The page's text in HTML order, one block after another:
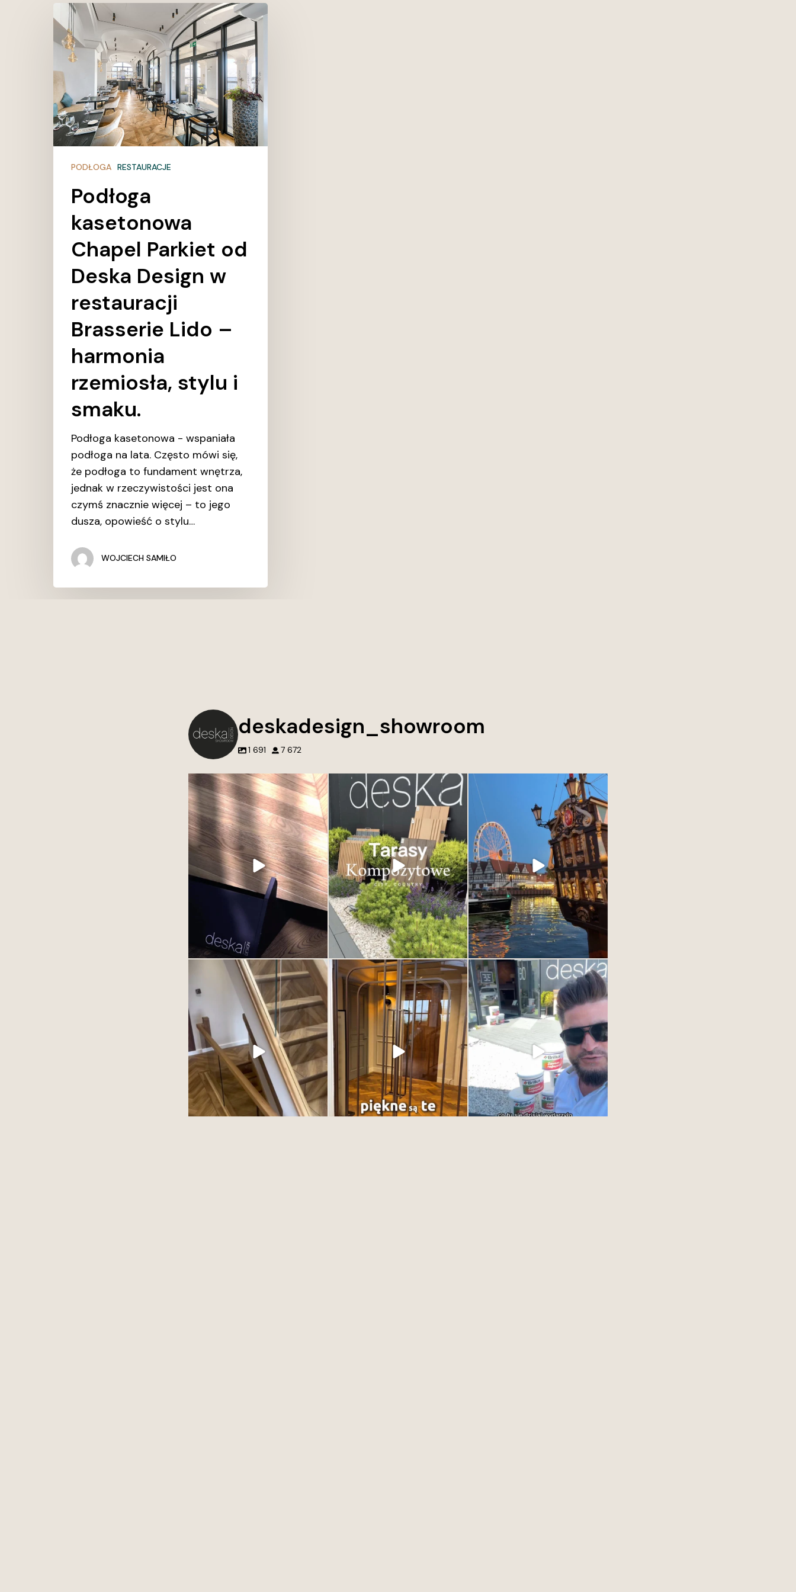
Podłoga
kasetonowa
Chapel
Parkiet
od
Deska
Design
w
restauracji
rzemiosła,
stylu
smaku.
PODŁOGA RESTAURACJE
Podłoga
kasetonowa
Chapel Parkiet od
Deska Design w
restauracji
Brasserie Lido –
harmonia
rzemiosła, stylu i
smaku.
Podłoga kasetonowa - wspaniała
podłoga na lata. Często mówi się,
że podłoga to fundament wnętrza,
jednak w rzeczywistości jest ona
czymś znacznie więcej – to jego
dusza, opowieść o stylu…
WOJCIECH SAMIŁO
deskadesign_showroom
1 691 7 672
Nie tworzymy tylko wnętrz. Tworzymy
przestrzenie, do których chce się
wracać.
Każdy projekt to połączenie jakości,
estetyki i dbałości o najmniejsze detale.
Wierzymy, że to właśnie one robią
największą różnicę.
Jeśli szukasz inspiracji lub rozwiązań
premium do swojego domu lub...
3 0
Przed naszym showroomem Deska
Design w Gdyni każdy detal opowiada
historię. Otocz się piękną zielenią i
wyjątkowymi dekorami. Zapraszamy po
inspirację, klasykę i nowoczesność w
jednym miejscu. Deska kompozytowa od
Deska Design – trwałość i styl w jednym.
Odkryj nowoczesne rozwiązania na
tarasy,...
35 2
Najpiękniejsze miasto w Polsce to?
0
Podłoga winylowa może wyglądać
szlachetnie. Zależy to od jakości samego
produktu ale przede wszystkim od
ułożonego wzoru.
77 6
Drzwi nie muszą jedynie oddzielać
przestrzeni. Mogą ją definiować. To jeden
z najważniejszych elementów wnętrza –
subtelny, ale decydujący o jego
charakterze. Eleganckie, nowoczesne,
ponadczasowe. Odkryj kolekcje drzwi w
Deska Design i przekonaj się, jak jeden
detal potrafi odmienić całe wnętrze.
1 0
Dzień otwarty w DESKA DESIGN
SHOWROOM Gdynia.
Łączymy siły z naszym dostawcą farb
żeby zaprezentować Wam cala@game
produktów i możliwości. #interiordesign
25 1